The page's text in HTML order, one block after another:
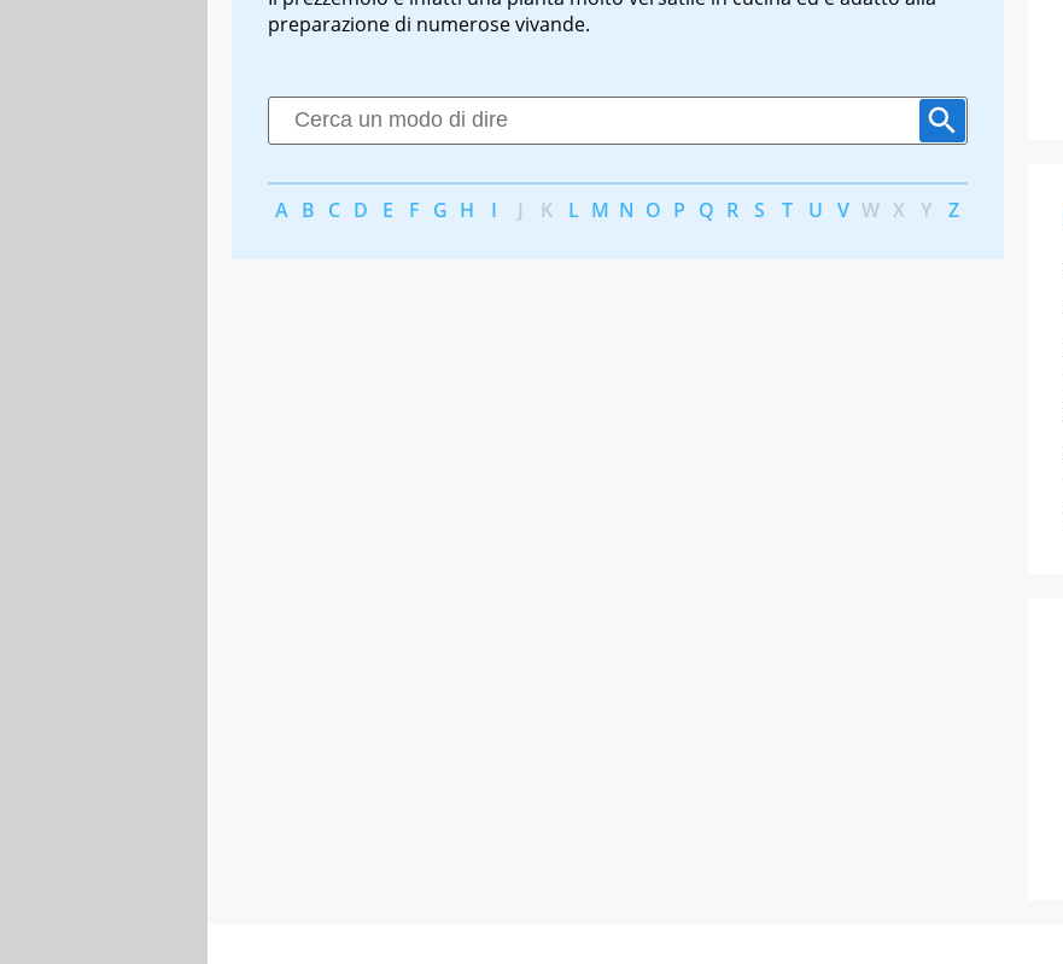
preparazione di numerose vivande.
A B C D E F G H I J K L M N O P Q R S T U V W X Y Z